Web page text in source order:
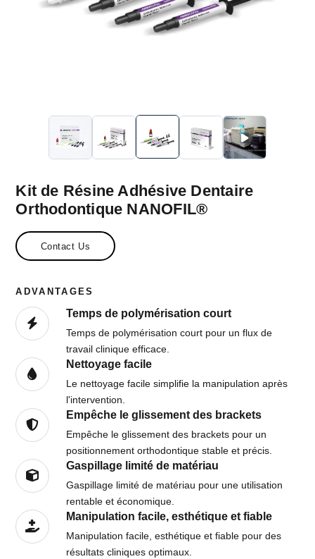
Kit de Résine Adhésive Dentaire
Orthodontique NANOFIL®
Contact Us
ADVANTAGES
Temps de polymérisation court
Temps de polymérisation court pour un flux de
travail clinique efficace.
Nettoyage facile
Le nettoyage facile simplifie la manipulation après
l'intervention.
Empêche le glissement des brackets
Empêche le glissement des brackets pour un
positionnement orthodontique stable et précis.
Gaspillage limité de matériau
Gaspillage limité de matériau pour une utilisation
rentable et économique.
Manipulation facile, esthétique et fiable
Manipulation facile, esthétique et fiable pour des
résultats cliniques optimaux.